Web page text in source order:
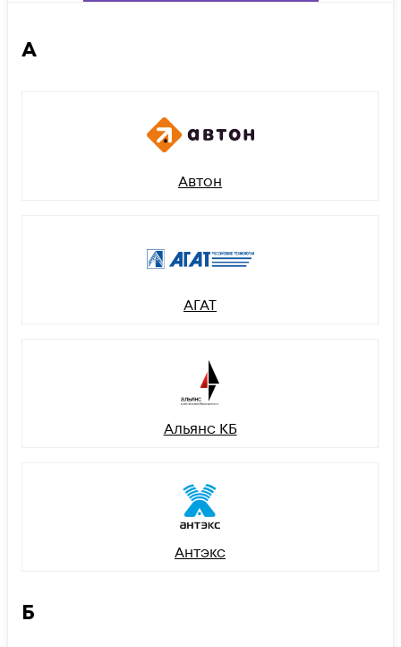
А
Автон
АГАТ
Альянс КБ
Антэкс
Б